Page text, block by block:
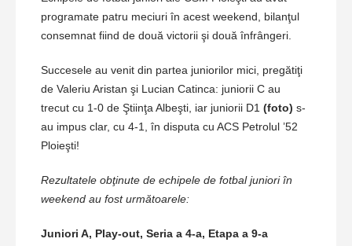
programate patru meciuri în acest weekend, bilanţul
consemnat fiind de două victorii şi două înfrângeri.
Succesele au venit din partea juniorilor mici, pregătiţi
de Valeriu Aristan şi Lucian Catinca: juniorii C au
trecut cu 1-0 de Ştiinţa Albeşti, iar juniorii D1 (foto) s-
au impus clar, cu 4-1, în disputa cu ACS Petrolul ’52
Ploieşti!
Rezultatele obţinute de echipele de fotbal juniori în
weekend au fost următoarele:
Juniori A, Play-out, Seria a 4-a, Etapa a 9-a